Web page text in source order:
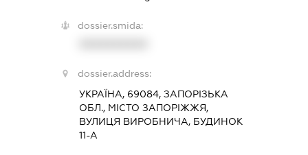
dossier.smida:
dossier.address:
УКРАЇНА, 69084, ЗАПОРІЗЬКА
ОБЛ., МІСТО ЗАПОРІЖЖЯ,
ВУЛИЦЯ ВИРОБНИЧА, БУДИНОК
11-А